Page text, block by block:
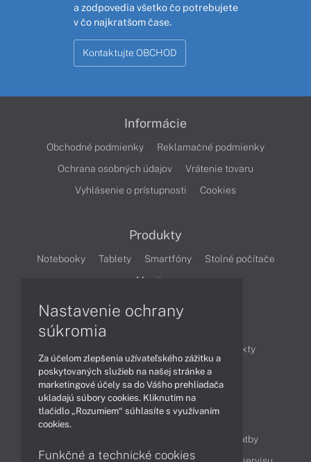
a zodpovedia všetko čo potrebujete
v čo najkratšom čase.
Kontaktujte OBCHOD
Informácie
Obchodné podmienky
Reklamačné podmienky
Ochrana osobných údajov
Vrátenie tovaru
Vyhlásenie o prístupnosti
Cookies
Produkty
Notebooky Tablety Smartfóny
Stolné počítače
Monitory
Produkty
Technológie
Videá
Obsah
Možnosti doručenia a platby
Nastavenie ochrany
súkromia
Za účelom zlepšenia užívateľského zážitku a
poskytovaných služieb na našej stránke a
marketingové účely sa do Vášho prehliadača
ukladajú súbory cookies. Kliknutím na
tlačidlo „Rozumiem“ súhlasíte s využívaním
cookies.
Funkčné a technické cookies